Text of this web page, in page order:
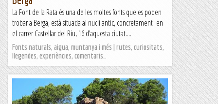
La Font de la Rata és una de les moltes fonts que es poden
trobar a Berga, està situada al nucli antic, concretament en
el carrer Castellar del Riu, 16 d’aquesta ciutat....
Fonts naturals, aigua, muntanya i més | rutes, curiositats,
llegendes, experiències, comentaris…